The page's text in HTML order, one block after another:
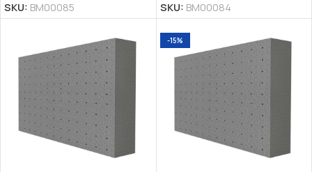
SKU: BM00085 SKU: BM00084
-15%